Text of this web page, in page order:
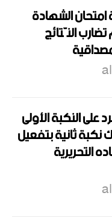
الشهادة
2023م تضارب النّتائج
على النكبة الأولى
نكبة ثانية بتفعيل
التحريرية